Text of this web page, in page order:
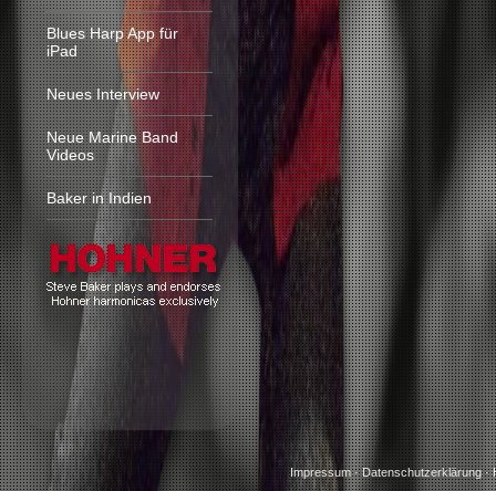
Blues Harp App für
iPad
Neues Interview
Neue Marine Band
Videos
Baker in Indien
Impressum·Datenschutzerklärung·